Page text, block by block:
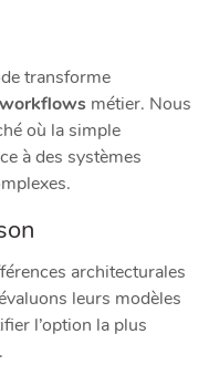
transforme
workflows métier. Nous
où la simple
à des systèmes
architecturales
leurs modèles
l’option la plus